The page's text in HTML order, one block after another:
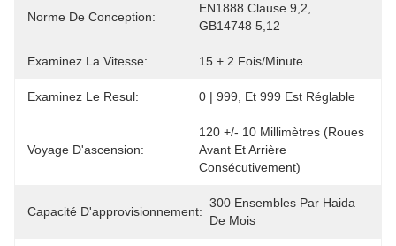
Norme De Conception:
EN1888 Clause 9,2,
GB14748 5,12
Examinez La Vitesse: 15 + 2 Fois/minute
Examinez Le Resul: 0 | 999, Et 999 Est Réglable
Voyage D'ascension:
120 +/- 10 Millimètres (roues
Avant Et Arrière
Consécutivement)
Capacité D'approvisionnement:
300 Ensembles Par Haida
De Mois